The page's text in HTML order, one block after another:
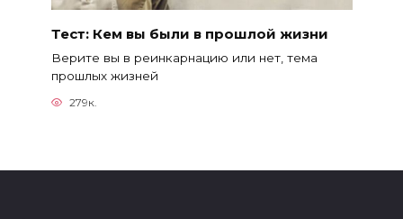
Тест: Кем вы были в прошлой жизни
Верите вы в реинкарнацию или нет, тема
прошлых жизней
279к.